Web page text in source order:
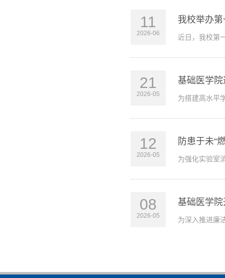
11
2026-06
我校举办
近日，我校第
21
2026-05
基础医学
为搭建高水平
12
2026-05
防患于未“
为强化实验室
08
2026-05
基础医学院
为深入推进廉